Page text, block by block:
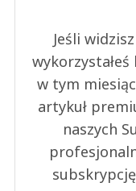
Jeśli
w tym
artykuł
naszych